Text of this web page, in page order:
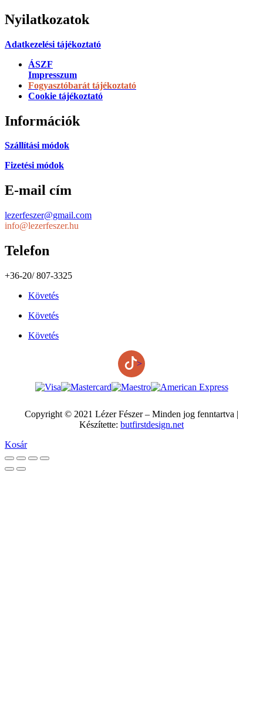
Nyilatkozatok
Adatkezelési tájékoztató
ÁSZF
Impresszum
Fogyasztóbarát tájékoztató
Cookie tájékoztató
Információk
Szállítási módok
Fizetési módok
E-mail cím
lezerfeszer@gmail.com
info@lezerfeszer.hu
Telefon
+36-20/ 807-3325
Követés
Követés
Követés
>
Copyright © 2021 Lézer Fészer – Minden jog fenntartva |
Készítette: butfirstdesign.net
Kosár